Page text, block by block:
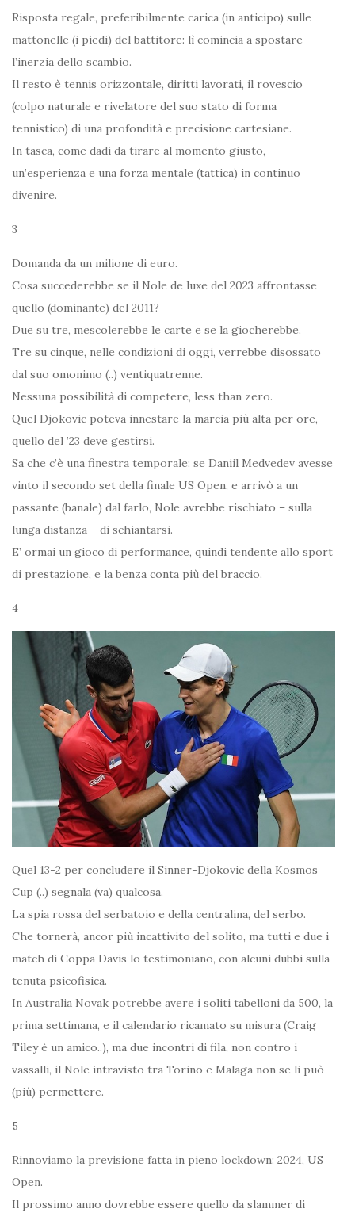
Risposta regale, preferibilmente carica (in anticipo) sulle
mattonelle (i piedi) del battitore: lì comincia a spostare
l’inerzia dello scambio.
Il resto è tennis orizzontale, diritti lavorati, il rovescio
(colpo naturale e rivelatore del suo stato di forma
tennistico) di una profondità e precisione cartesiane.
In tasca, come dadi da tirare al momento giusto,
un’esperienza e una forza mentale (tattica) in continuo
divenire.
3
Domanda da un milione di euro.
Cosa succederebbe se il Nole de luxe del 2023 affrontasse
quello (dominante) del 2011?
Due su tre, mescolerebbe le carte e se la giocherebbe.
Tre su cinque, nelle condizioni di oggi, verrebbe disossato
dal suo omonimo (..) ventiquatrenne.
Nessuna possibilità di competere, less than zero.
Quel Djokovic poteva innestare la marcia più alta per ore,
quello del ’23 deve gestirsi.
Sa che c’è una finestra temporale: se Daniil Medvedev avesse
vinto il secondo set della finale US Open, e arrivò a un
passante (banale) dal farlo, Nole avrebbe rischiato – sulla
lunga distanza – di schiantarsi.
E’ ormai un gioco di performance, quindi tendente allo sport
di prestazione, e la benza conta più del braccio.
4
Quel 13-2 per concludere il Sinner-Djokovic della Kosmos
Cup (..) segnala (va) qualcosa.
La spia rossa del serbatoio e della centralina, del serbo.
Che tornerà, ancor più incattivito del solito, ma tutti e due i
match di Coppa Davis lo testimoniano, con alcuni dubbi sulla
tenuta psicofisica.
In Australia Novak potrebbe avere i soliti tabelloni da 500, la
prima settimana, e il calendario ricamato su misura (Craig
Tiley è un amico..), ma due incontri di fila, non contro i
vassalli, il Nole intravisto tra Torino e Malaga non se li può
(più) permettere.
5
Rinnoviamo la previsione fatta in pieno lockdown: 2024, US
Open.
Il prossimo anno dovrebbe essere quello da slammer di